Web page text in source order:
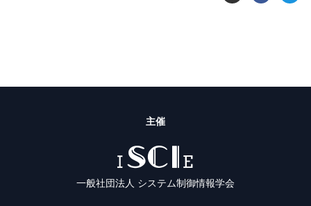
主催
ISCIE
一般社団法人 システム制御情報学会